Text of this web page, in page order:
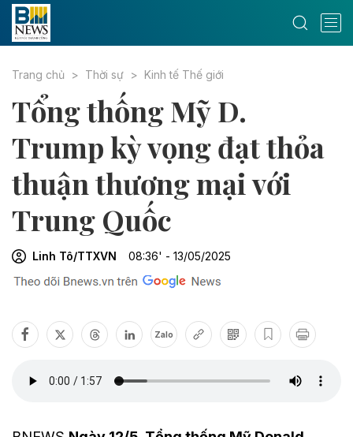
Trang chủ Thời sự Kinh tế Thế giới
Tổng thống Mỹ D.
Trump kỳ vọng đạt thỏa
thuận thương mại với
Trung Quốc
Linh Tô/TTXVN 08:36' - 13/05/2025
Zalo